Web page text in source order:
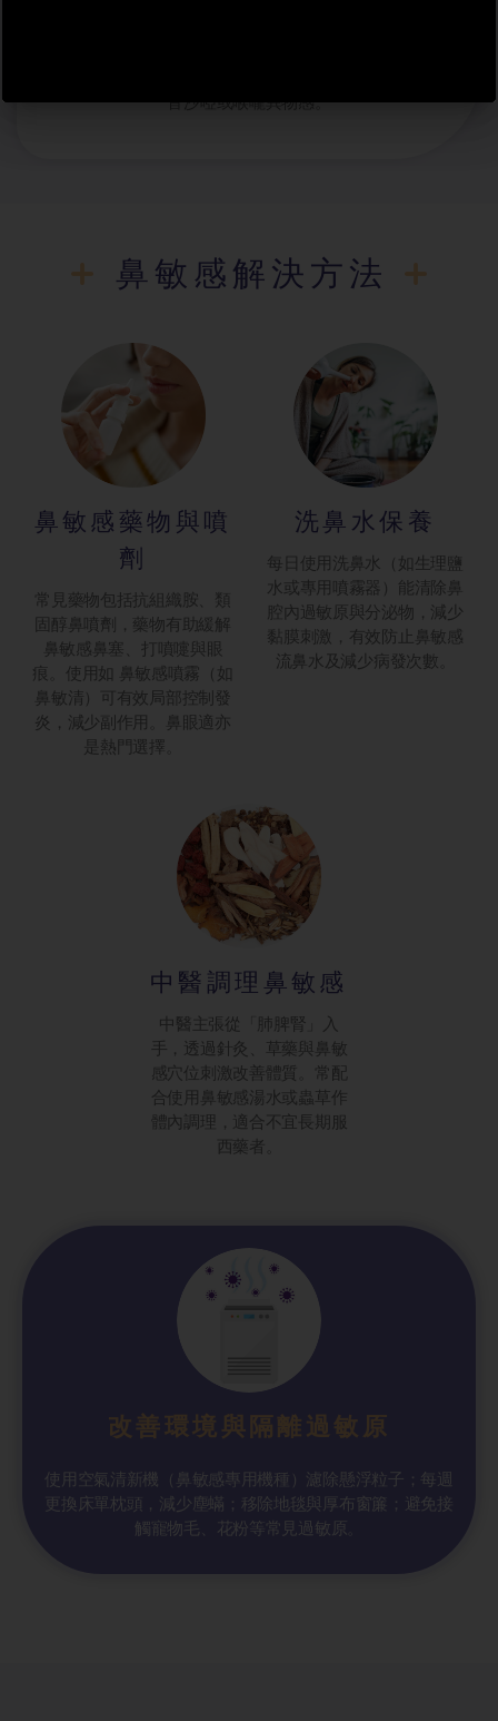
音沙啞或喉嚨異物感。
鼻敏感解決方法
鼻敏感藥物與噴
劑
常見藥物包括抗組織胺、類
固醇鼻噴劑，藥物有助緩解
鼻敏感鼻塞、打噴嚏與眼
痕。使用如 鼻敏感噴霧（如
鼻敏清）可有效局部控制發
炎，減少副作用。鼻眼適亦
是熱門選擇。
洗鼻水保養
每日使用洗鼻水（如生理鹽
水或專用噴霧器）能清除鼻
腔內過敏原與分泌物，減少
黏膜刺激，有效防止鼻敏感
流鼻水及減少病發次數。
中醫調理鼻敏感
中醫主張從「肺脾腎」入
手，透過針灸、草藥與鼻敏
感穴位刺激改善體質。常配
合使用鼻敏感湯水或蟲草作
體內調理，適合不宜長期服
西藥者。
改善環境與隔離過敏原
使用空氣清新機（鼻敏感專用機種）濾除懸浮粒子；每週
更換床單枕頭，減少塵蟎；移除地毯與厚布窗簾；避免接
觸寵物毛、花粉等常見過敏原。